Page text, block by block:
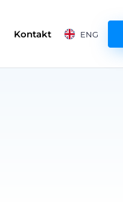
Kontakt ENG